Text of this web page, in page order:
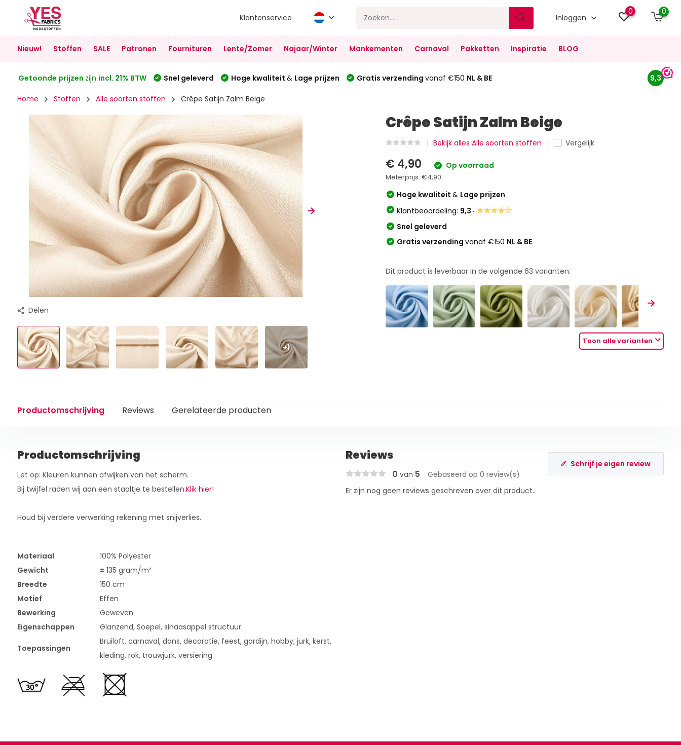
Klantenservice Inloggen
0 0
Nieuw! Stoffen SALE Patronen Fournituren Lente/Zomer Najaar/Winter Mankementen Carnaval Pakketten Inspiratie BLOG
Getoonde prijzen zijn incl. 21% BTW Snel geleverd Hoge kwaliteit & Lage prijzen Gratis verzending vanaf €150 NL & BE 9,3
Home Stoffen Alle soorten stoffen Crêpe Satijn Zalm Beige
Delen
+1
Crêpe Satijn Zalm Beige
Bekijk alles Alle soorten stoffen Vergelijk
€ 4,90 Op voorraad
Meterprijs:€4,90
Hoge kwaliteit& Lage prijzen
Klantbeoordeling: 9,3 ·★★★★☆
Snel geleverd
Gratis verzendingvanaf €150 NL & BE
Dit product is leverbaar in de volgende63 varianten:
Toon alle varianten
Productomschrijving Reviews Gerelateerde producten
Productomschrijving
Let op: Kleuren kunnen afwijken van het scherm.
Bij twijfel raden wij aan een staaltje te bestellen.Klik hier!
Houd bij verdere verwerking rekening met snijverlies.
Materiaal
100% Polyester
Gewicht
± 135 gram/m²
Breedte
150 cm
Motief
Effen
Bewerking
Geweven
Eigenschappen
Glanzend, Soepel, sinaasappel structuur
Toepassingen
Bruiloft, carnaval, dans, decoratie, feest, gordijn, hobby, jurk, kerst,
kleding, rok, trouwjurk, versiering
Reviews
0 van 5 Gebaseerd op 0 review(s)
Schrijf je eigen review
Er zijn nog geen reviews geschreven over dit product..